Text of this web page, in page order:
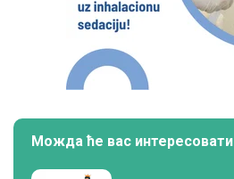
Можда ће вас интересовати